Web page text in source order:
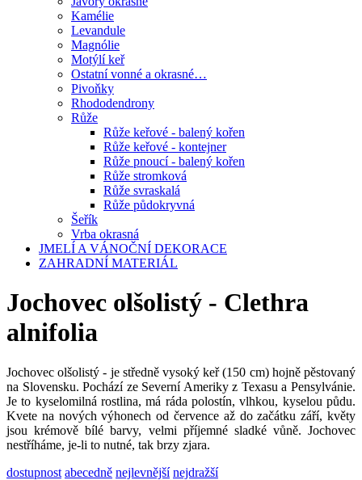
Kamélie
Levandule
Magnólie
Motýlí keř
Ostatní vonné a okrasné…
Pivoňky
Rhododendrony
Růže
Růže keřové - balený kořen
Růže keřové - kontejner
Růže pnoucí - balený kořen
Růže stromková
Růže svraskalá
Růže půdokryvná
Šeřík
Vrba okrasná
JMELÍ A VÁNOČNÍ DEKORACE
ZAHRADNÍ MATERIÁL
Jochovec olšolistý - Clethra
alnifolia
Jochovec olšolistý - je středně vysoký keř (150 cm) hojně pěstovaný
na Slovensku. Pochází ze Severní Ameriky z Texasu a Pensylvánie.
Je to kyselomilná rostlina, má ráda polostín, vlhkou, kyselou půdu.
Kvete na nových výhonech od července až do začátku září, květy
jsou krémově bílé barvy, velmi příjemné sladké vůně. Jochovec
nestříháme, je-li to nutné, tak brzy zjara.
dostupnost abecedně nejlevnější nejdražší